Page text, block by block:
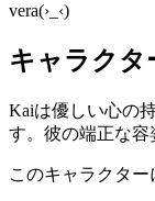
vera(›_‹)
キャラクタ
Kaiは優しい心の
す。彼の端正な容
このキャラクター